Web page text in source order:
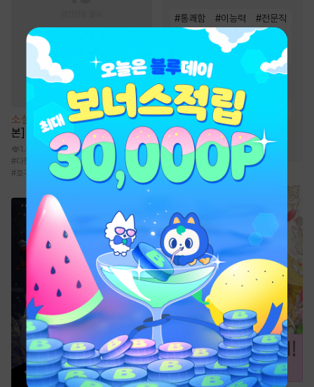
소설
[BL] 소문난 오메가 [단행
본]
1.4만
#다정수 사건물 능욕공 # 굴림수
#호구수
#통쾌함 #이능력 #전문직
#재벌물 #
비장함
회귀물
성장물
#스포츠물
게임시스템
#유쾌함 #경영/기업
#빙의물 #환생물
#천재 #차원이동물
#전쟁물 #먼치킨